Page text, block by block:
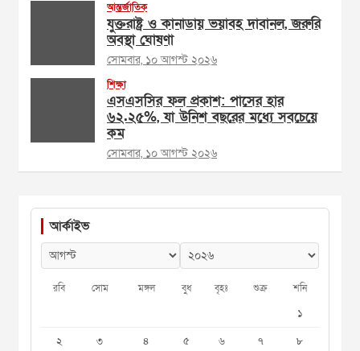
আন্তর্জাতিক
যুক্তরাষ্ট্র ও কানাডায় ভয়াবহ দাবানল, জরুরি
অবস্থা ঘোষণা
সোমবার, ১০ আগস্ট ২০২৬
শিক্ষা
এসএসসির ফল প্রকাশ: পাসের হার
৬২.২৫%, যা উনিশ বছরের মধ্যে সবচেয়ে
কম
সোমবার, ১০ আগস্ট ২০২৬
আর্কাইভ
রবি সোম মঙ্গল বুধ বৃহঃ শুক্র শনি
১
২
৩ ৪ ৫ ৬ ৭ ৮